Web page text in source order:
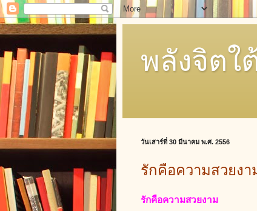
พลังจิตใ
วันเสาร์ที่ 30 มีนาคม พ.ศ. 2556
รักคือความสวยงา
รักคือความสวยงาม